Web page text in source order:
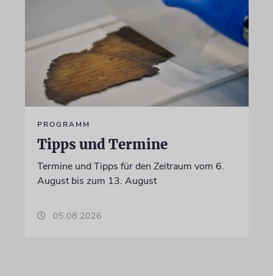
PROGRAMM
Tipps und Termine
Termine und Tipps für den Zeitraum vom 6.
August bis zum 13. August
05.08.2026